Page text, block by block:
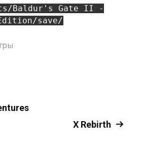
Baldur's Gate II -
save/
X Rebirth